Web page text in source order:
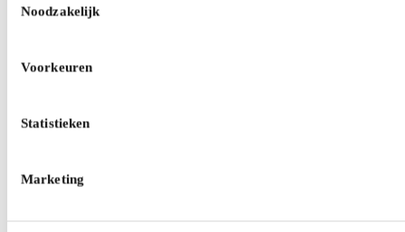
Noodzakelijk
Voorkeuren
Statistieken
Marketing